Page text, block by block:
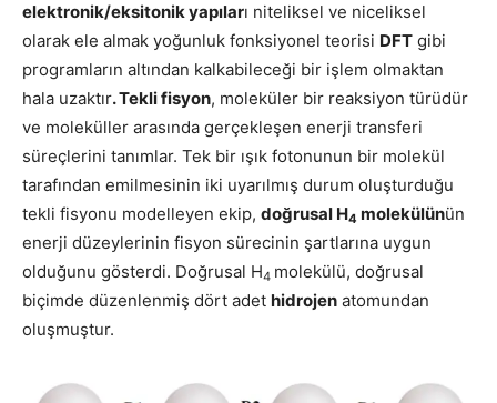
elektronik/eksitonik yapıları niteliksel ve niceliksel
olarak ele almak yoğunluk fonksiyonel teorisi DFT gibi
programların altından kalkabileceği bir işlem olmaktan
hala uzaktır. Tekli fisyon, moleküler bir reaksiyon türüdür
ve moleküller arasında gerçekleşen enerji transferi
süreçlerini tanımlar. Tek bir ışık fotonunun bir molekül
tarafından emilmesinin iki uyarılmış durum oluşturduğu
tekli fisyonu modelleyen ekip, doğrusal H4 molekülünün
enerji düzeylerinin fisyon sürecinin şartlarına uygun
olduğunu gösterdi. Doğrusal H4 molekülü, doğrusal
biçimde düzenlenmiş dört adet hidrojen atomundan
oluşmuştur.